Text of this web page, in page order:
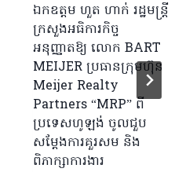
ឯកឧត្តម ហួត ហាក់ រដ្ឋមន្ត្រី
ក្រសួងអធិការកិច្ច
អនុញ្ញាតឱ្យ លោក BART
MEIJER ប្រធានក្រុមហ៊ុន
Meijer Realty
Partners “MRP” ពី
ប្រទេសហូឡង់ ចូលជួប
សម្តែងការគួរសម និង
ពិភាក្សាការងារ